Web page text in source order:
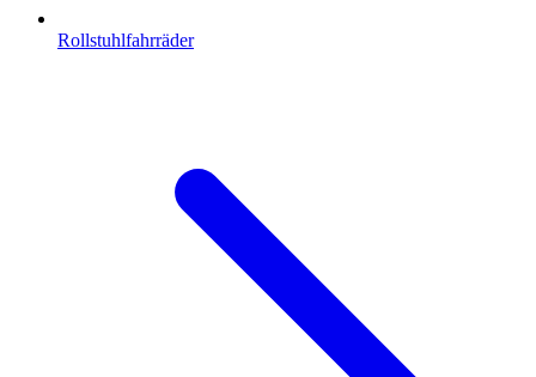
Rollstuhlfahrräder